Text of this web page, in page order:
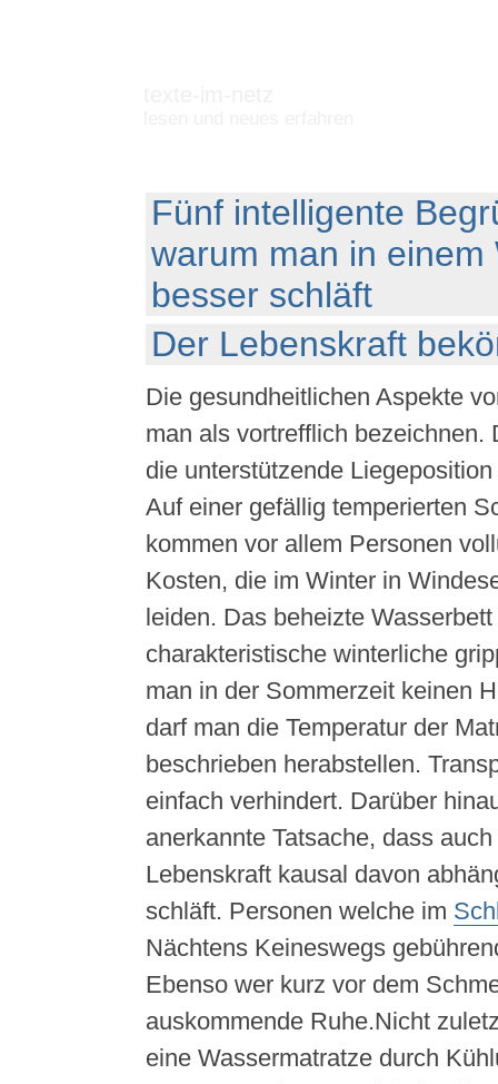
Fünf intelligente
warum man in einem
besser schläft
Der Lebenskraft
Die gesundheitlichen Aspekte
man als vortrefflich bezeichnen.
die unterstützende
Auf einer gefällig temperierten
kommen vor allem Personen
Kosten, die im Winter in
leiden. Das beheizte
charakteristische winterliche
man in der Sommerzeit keinen
darf man die Temperatur der
beschrieben herabstellen.
einfach verhindert. Darüber
anerkannte Tatsache, dass
Lebenskraft kausal davon
schläft. Personen welche im
Nächtens Keineswegs
Ebenso wer kurz vor dem
auskommende Ruhe.Nicht
eine Wassermatratze durch